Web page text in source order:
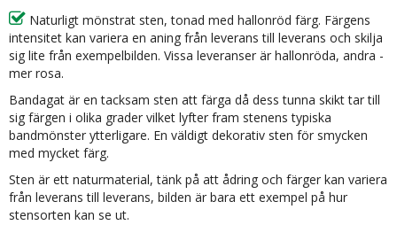
Naturligt mönstrat sten, tonad med hallonröd färg. Färgens
intensitet kan variera en aning från leverans till leverans och skilja
sig lite från exempelbilden. Vissa leveranser är hallonröda, andra -
mer rosa.
Bandagat är en tacksam sten att färga då dess tunna skikt tar till
sig färgen i olika grader vilket lyfter fram stenens typiska
bandmönster ytterligare. En väldigt dekorativ sten för smycken
med mycket färg.
Sten är ett naturmaterial, tänk på att ådring och färger kan variera
från leverans till leverans, bilden är bara ett exempel på hur
stensorten kan se ut.